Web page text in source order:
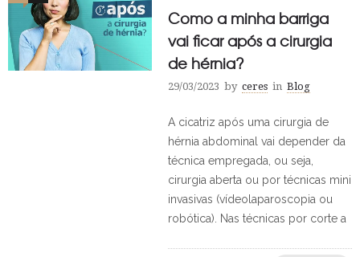
Como a minha barriga
vai ficar após a cirurgia
de hérnia?
29/03/2023 by ceres in Blog
A cicatriz após uma cirurgia de
hérnia abdominal vai depender da
técnica empregada, ou seja,
cirurgia aberta ou por técnicas mini
invasivas (vídeolaparoscopia ou
robótica). Nas técnicas por corte a